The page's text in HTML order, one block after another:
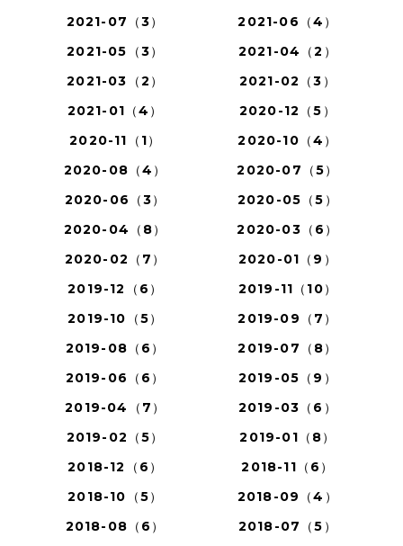
2021-07（3）
2021-06（4）
2021-05（3）
2021-04（2）
2021-03（2）
2021-02（3）
2021-01（4）
2020-12（5）
2020-11（1）
2020-10（4）
2020-08（4）
2020-07（5）
2020-06（3）
2020-05（5）
2020-04（8）
2020-03（6）
2020-02（7）
2020-01（9）
2019-12（6）
2019-11（10）
2019-10（5）
2019-09（7）
2019-08（6）
2019-07（8）
2019-06（6）
2019-05（9）
2019-04（7）
2019-03（6）
2019-02（5）
2019-01（8）
2018-12（6）
2018-11（6）
2018-10（5）
2018-09（4）
2018-08（6）
2018-07（5）